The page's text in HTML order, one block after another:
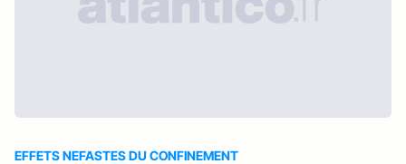
EFFETS NEFASTES DU CONFINEMENT